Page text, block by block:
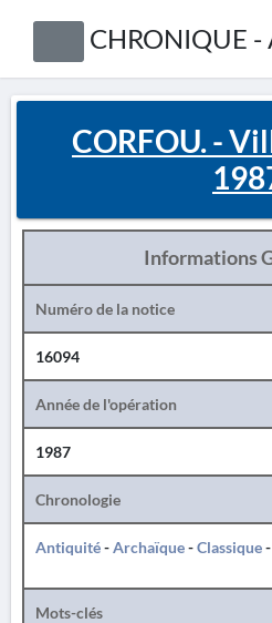
CHRONIQUE -
CORFOU. -
Informations
Numéro de la notice
16094
Année de l'opération
1987
Chronologie
Antiquité-Archaïque-Classique-
Mots-clés